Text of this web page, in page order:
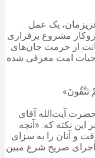
یک عمل
مشروع برقراری
از حرمت جان‌های
حیات امت معرفی شده
تَتَّقُونَ»
حضرت آیت‌الله آقای
نکته که: «آنچه
و آنان را به سزای
صریح شرع مبین